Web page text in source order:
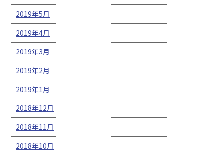
2019年5月
2019年4月
2019年3月
2019年2月
2019年1月
2018年12月
2018年11月
2018年10月